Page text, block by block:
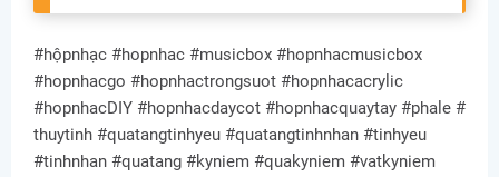
#hộpnhạc #hopnhac #musicbox #hopnhacmusicbox
#hopnhacgo #hopnhactrongsuot #hopnhacacrylic
#hopnhacDIY #hopnhacdaycot #hopnhacquaytay #phale #
thuytinh #quatangtinhyeu #quatangtinhnhan #tinhyeu
#tinhnhan #quatang #kyniem #quakyniem #vatkyniem